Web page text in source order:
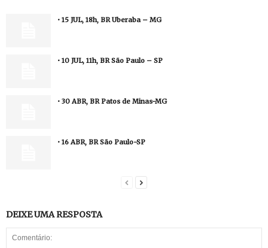
• 15 JUL, 18h, BR Uberaba – MG
• 10 JUL, 11h, BR São Paulo – SP
• 30 ABR, BR Patos de Minas-MG
• 16 ABR, BR São Paulo-SP
DEIXE UMA RESPOSTA